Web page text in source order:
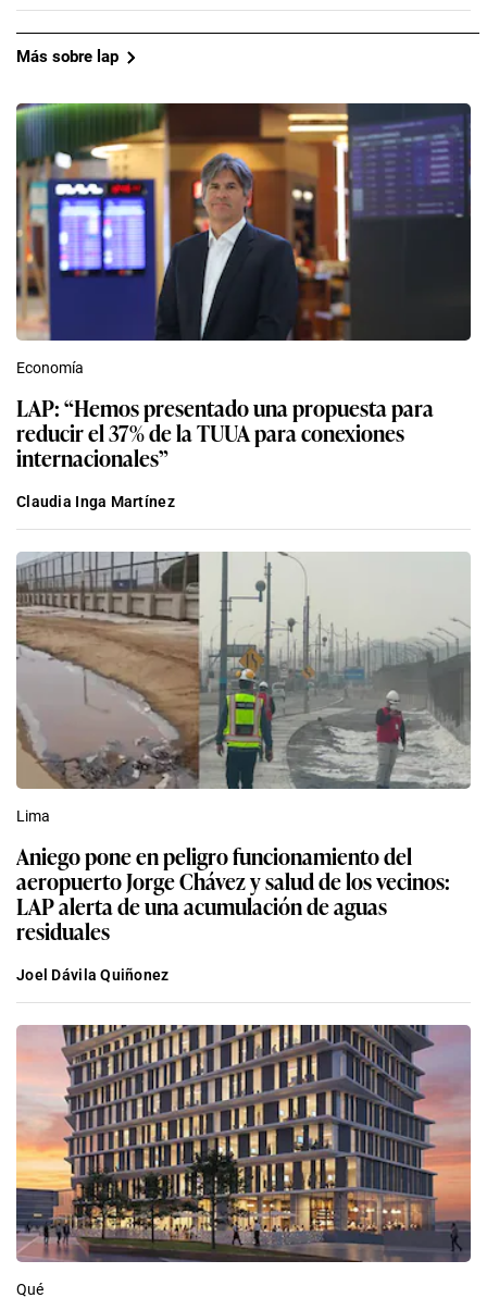
Más sobre lap
Economía
LAP: “Hemos presentado una propuesta para
reducir el 37% de la TUUA para conexiones
internacionales”
Claudia Inga Martínez
Lima
Aniego pone en peligro funcionamiento del
aeropuerto Jorge Chávez y salud de los vecinos:
LAP alerta de una acumulación de aguas
residuales
Joel Dávila Quiñonez
Qué